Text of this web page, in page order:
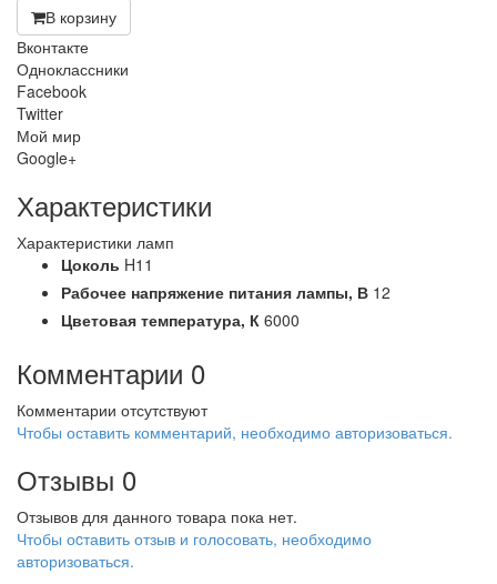
В корзину
Вконтакте
Одноклассники
Facebook
Twitter
Мой мир
Google+
Характеристики
Характеристики ламп
Цоколь H11
Рабочее напряжение питания лампы, В 12
Цветовая температура, К 6000
Комментарии 0
Комментарии отсутствуют
Чтобы оставить комментарий, необходимо авторизоваться.
Отзывы 0
Отзывов для данного товара пока нет.
Чтобы оcтавить отзыв и голосовать, необходимо
авторизоваться.